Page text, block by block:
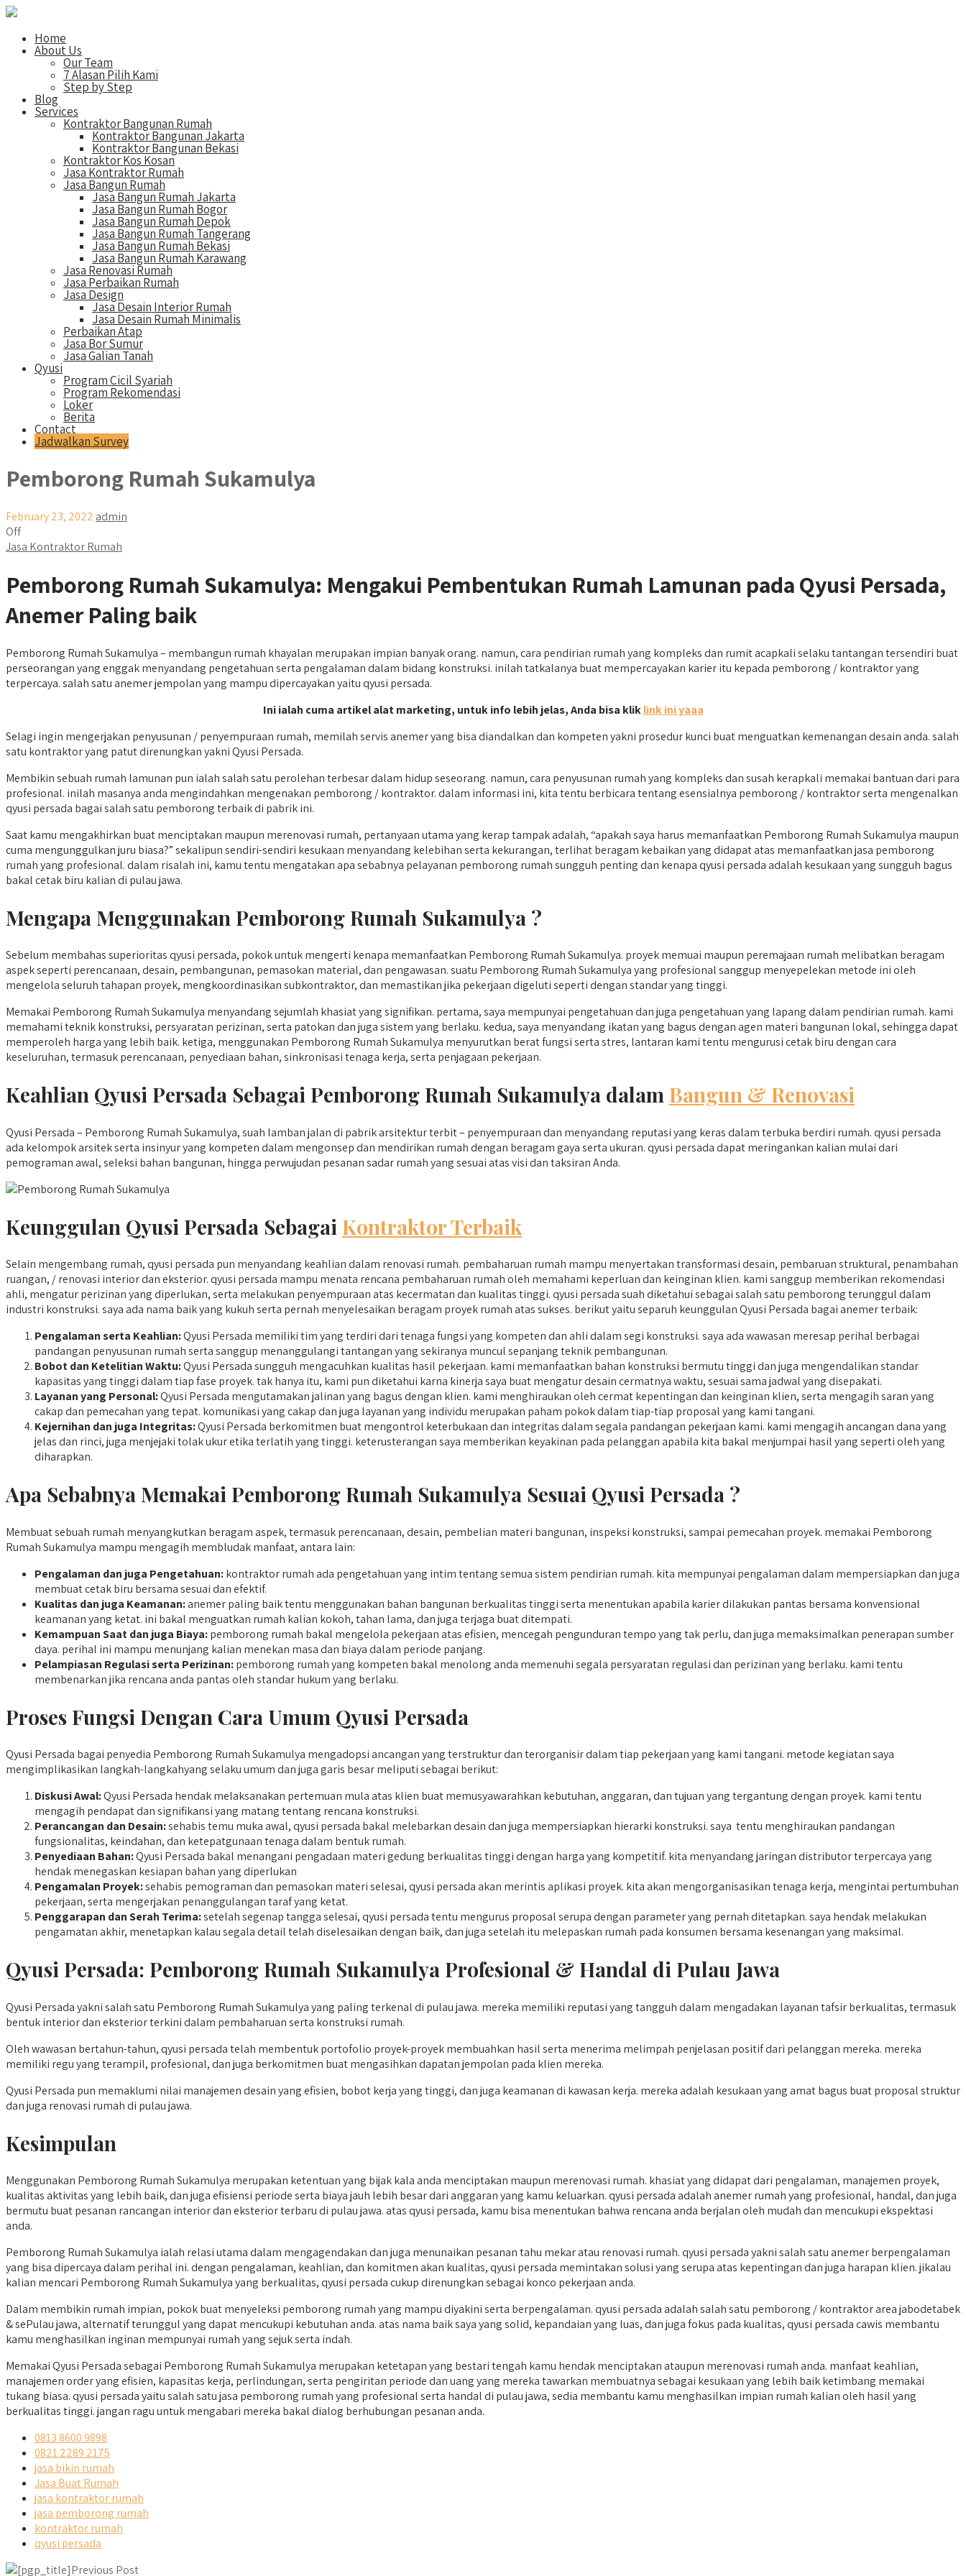
Home
About Us
Our Team
7 Alasan Pilih Kami
Step by Step
Blog
Services
Kontraktor Bangunan Rumah
Kontraktor Bangunan Jakarta
Kontraktor Bangunan Bekasi
Kontraktor Kos Kosan
Jasa Kontraktor Rumah
Jasa Bangun Rumah
Jasa Bangun Rumah Jakarta
Jasa Bangun Rumah Bogor
Jasa Bangun Rumah Depok
Jasa Bangun Rumah Tangerang
Jasa Bangun Rumah Bekasi
Jasa Bangun Rumah Karawang
Jasa Renovasi Rumah
Jasa Perbaikan Rumah
Jasa Design
Jasa Desain Interior Rumah
Jasa Desain Rumah Minimalis
Perbaikan Atap
Jasa Bor Sumur
Jasa Galian Tanah
Qyusi
Program Cicil Syariah
Program Rekomendasi
Loker
Berita
Contact
Jadwalkan Survey
Pemborong Rumah Sukamulya
February 23, 2022 admin
Off
Jasa Kontraktor Rumah
Pemborong Rumah Sukamulya: Mengakui Pembentukan Rumah Lamunan pada Qyusi Persada,
Anemer Paling baik
Pemborong Rumah Sukamulya – membangun rumah khayalan merupakan impian banyak orang. namun, cara pendirian rumah yang kompleks dan rumit acapkali selaku tantangan tersendiri buat
perseorangan yang enggak menyandang pengetahuan serta pengalaman dalam bidang konstruksi. inilah tatkalanya buat mempercayakan karier itu kepada pemborong / kontraktor yang
terpercaya. salah satu anemer jempolan yang mampu dipercayakan yaitu qyusi persada.
Ini ialah cuma artikel alat marketing, untuk info lebih jelas, Anda bisa kliklink ini yaaa
Selagi ingin mengerjakan penyusunan / penyempuraan rumah, memilah servis anemer yang bisa diandalkan dan kompeten yakni prosedur kunci buat menguatkan kemenangan desain anda. salah
satu kontraktor yang patut direnungkan yakni Qyusi Persada.
Membikin sebuah rumah lamunan pun ialah salah satu perolehan terbesar dalam hidup seseorang. namun, cara penyusunan rumah yang kompleks dan susah kerapkali memakai bantuan dari para
profesional. inilah masanya anda mengindahkan mengenakan pemborong / kontraktor. dalam informasi ini, kita tentu berbicara tentang esensialnya pemborong / kontraktor serta mengenalkan
qyusi persada bagai salah satu pemborong terbaik di pabrik ini.
Saat kamu mengakhirkan buat menciptakan maupun merenovasi rumah, pertanyaan utama yang kerap tampak adalah, “apakah saya harus memanfaatkan Pemborong Rumah Sukamulya maupun
cuma mengunggulkan juru biasa?” sekalipun sendiri-sendiri kesukaan menyandang kelebihan serta kekurangan, terlihat beragam kebaikan yang didapat atas memanfaatkan jasa pemborong
rumah yang profesional. dalam risalah ini, kamu tentu mengatakan apa sebabnya pelayanan pemborong rumah sungguh penting dan kenapa qyusi persada adalah kesukaan yang sungguh bagus
bakal cetak biru kalian di pulau jawa.
Mengapa Menggunakan Pemborong Rumah Sukamulya ?
Sebelum membahas superioritas qyusi persada, pokok untuk mengerti kenapa memanfaatkan Pemborong Rumah Sukamulya. proyek memuai maupun peremajaan rumah melibatkan beragam
aspek seperti perencanaan, desain, pembangunan, pemasokan material, dan pengawasan. suatu Pemborong Rumah Sukamulya yang profesional sanggup menyepelekan metode ini oleh
mengelola seluruh tahapan proyek, mengkoordinasikan subkontraktor, dan memastikan jika pekerjaan digeluti seperti dengan standar yang tinggi.
Memakai Pemborong Rumah Sukamulya menyandang sejumlah khasiat yang signifikan. pertama, saya mempunyai pengetahuan dan juga pengetahuan yang lapang dalam pendirian rumah. kami
memahami teknik konstruksi, persyaratan perizinan, serta patokan dan juga sistem yang berlaku. kedua, saya menyandang ikatan yang bagus dengan agen materi bangunan lokal, sehingga dapat
memperoleh harga yang lebih baik. ketiga, menggunakan Pemborong Rumah Sukamulya menyurutkan berat fungsi serta stres, lantaran kami tentu mengurusi cetak biru dengan cara
keseluruhan, termasuk perencanaan, penyediaan bahan, sinkronisasi tenaga kerja, serta penjagaan pekerjaan.
Keahlian Qyusi Persada Sebagai Pemborong Rumah Sukamulya dalam Bangun & Renovasi
Qyusi Persada – Pemborong Rumah Sukamulya, suah lamban jalan di pabrik arsitektur terbit – penyempuraan dan menyandang reputasi yang keras dalam terbuka berdiri rumah. qyusi persada
ada kelompok arsitek serta insinyur yang kompeten dalam mengonsep dan mendirikan rumah dengan beragam gaya serta ukuran. qyusi persada dapat meringankan kalian mulai dari
pemograman awal, seleksi bahan bangunan, hingga perwujudan pesanan sadar rumah yang sesuai atas visi dan taksiran Anda.
Keunggulan Qyusi Persada Sebagai Kontraktor Terbaik
Selain mengembang rumah, qyusi persada pun menyandang keahlian dalam renovasi rumah. pembaharuan rumah mampu menyertakan transformasi desain, pembaruan struktural, penambahan
ruangan, / renovasi interior dan eksterior. qyusi persada mampu menata rencana pembaharuan rumah oleh memahami keperluan dan keinginan klien. kami sanggup memberikan rekomendasi
ahli, mengatur perizinan yang diperlukan, serta melakukan penyempuraan atas kecermatan dan kualitas tinggi. qyusi persada suah diketahui sebagai salah satu pemborong terunggul dalam
industri konstruksi. saya ada nama baik yang kukuh serta pernah menyelesaikan beragam proyek rumah atas sukses. berikut yaitu separuh keunggulan Qyusi Persada bagai anemer terbaik:
Pengalaman serta Keahlian:Qyusi Persada memiliki tim yang terdiri dari tenaga fungsi yang kompeten dan ahli dalam segi konstruksi. saya ada wawasan meresap perihal berbagai
pandangan penyusunan rumah serta sanggup menanggulangi tantangan yang sekiranya muncul sepanjang teknik pembangunan.
Bobot dan Ketelitian Waktu:Qyusi Persada sungguh mengacuhkan kualitas hasil pekerjaan. kami memanfaatkan bahan konstruksi bermutu tinggi dan juga mengendalikan standar
kapasitas yang tinggi dalam tiap fase proyek. tak hanya itu, kami pun diketahui karna kinerja saya buat mengatur desain cermatnya waktu, sesuai sama jadwal yang disepakati.
Layanan yang Personal:Qyusi Persada mengutamakan jalinan yang bagus dengan klien. kami menghiraukan oleh cermat kepentingan dan keinginan klien, serta mengagih saran yang
cakap dan pemecahan yang tepat. komunikasi yang cakap dan juga layanan yang individu merupakan paham pokok dalam tiap-tiap proposal yang kami tangani.
Kejernihan dan juga Integritas:Qyusi Persada berkomitmen buat mengontrol keterbukaan dan integritas dalam segala pandangan pekerjaan kami. kami mengagih ancangan dana yang
jelas dan rinci, juga menjejaki tolak ukur etika terlatih yang tinggi. keterusterangan saya memberikan keyakinan pada pelanggan apabila kita bakal menjumpai hasil yang seperti oleh yang
diharapkan.
Apa Sebabnya Memakai Pemborong Rumah Sukamulya Sesuai Qyusi Persada ?
Membuat sebuah rumah menyangkutkan beragam aspek, termasuk perencanaan, desain, pembelian materi bangunan, inspeksi konstruksi, sampai pemecahan proyek. memakai Pemborong
Rumah Sukamulya mampu mengagih membludak manfaat, antara lain:
Pengalaman dan juga Pengetahuan:kontraktor rumah ada pengetahuan yang intim tentang semua sistem pendirian rumah. kita mempunyai pengalaman dalam mempersiapkan dan juga
membuat cetak biru bersama sesuai dan efektif.
Kualitas dan juga Keamanan:anemer paling baik tentu menggunakan bahan bangunan berkualitas tinggi serta menentukan apabila karier dilakukan pantas bersama konvensional
keamanan yang ketat. ini bakal menguatkan rumah kalian kokoh, tahan lama, dan juga terjaga buat ditempati.
Kemampuan Saat dan juga Biaya:pemborong rumah bakal mengelola pekerjaan atas efisien, mencegah pengunduran tempo yang tak perlu, dan juga memaksimalkan penerapan sumber
daya. perihal ini mampu menunjang kalian menekan masa dan biaya dalam periode panjang.
Pelampiasan Regulasi serta Perizinan:pemborong rumah yang kompeten bakal menolong anda memenuhi segala persyaratan regulasi dan perizinan yang berlaku. kami tentu
membenarkan jika rencana anda pantas oleh standar hukum yang berlaku.
Proses Fungsi Dengan Cara Umum Qyusi Persada
Qyusi Persada bagai penyedia Pemborong Rumah Sukamulya mengadopsi ancangan yang terstruktur dan terorganisir dalam tiap pekerjaan yang kami tangani. metode kegiatan saya
mengimplikasikan langkah-langkahyang selaku umum dan juga garis besar meliputi sebagai berikut:
Diskusi Awal:Qyusi Persada hendak melaksanakan pertemuan mula atas klien buat memusyawarahkan kebutuhan, anggaran, dan tujuan yang tergantung dengan proyek. kami tentu
mengagih pendapat dan signifikansi yang matang tentang rencana konstruksi.
Perancangan dan Desain:sehabis temu muka awal, qyusi persada bakal melebarkan desain dan juga mempersiapkan hierarki konstruksi. saya tentu menghiraukan pandangan
fungsionalitas, keindahan, dan ketepatgunaan tenaga dalam bentuk rumah.
Penyediaan Bahan:Qyusi Persada bakal menangani pengadaan materi gedung berkualitas tinggi dengan harga yang kompetitif. kita menyandang jaringan distributor terpercaya yang
hendak menegaskan kesiapan bahan yang diperlukan
Pengamalan Proyek:sehabis pemograman dan pemasokan materi selesai, qyusi persada akan merintis aplikasi proyek. kita akan mengorganisasikan tenaga kerja, mengintai pertumbuhan
pekerjaan, serta mengerjakan penanggulangan taraf yang ketat.
Penggarapan dan Serah Terima:setelah segenap tangga selesai, qyusi persada tentu mengurus proposal serupa dengan parameter yang pernah ditetapkan. saya hendak melakukan
pengamatan akhir, menetapkan kalau segala detail telah diselesaikan dengan baik, dan juga setelah itu melepaskan rumah pada konsumen bersama kesenangan yang maksimal.
Qyusi Persada: Pemborong Rumah Sukamulya Profesional & Handal di Pulau Jawa
Qyusi Persada yakni salah satu Pemborong Rumah Sukamulya yang paling terkenal di pulau jawa. mereka memiliki reputasi yang tangguh dalam mengadakan layanan tafsir berkualitas, termasuk
bentuk interior dan eksterior terkini dalam pembaharuan serta konstruksi rumah.
Oleh wawasan bertahun-tahun, qyusi persada telah membentuk portofolio proyek-proyek membuahkan hasil serta menerima melimpah penjelasan positif dari pelanggan mereka. mereka
memiliki regu yang terampil, profesional, dan juga berkomitmen buat mengasihkan dapatan jempolan pada klien mereka.
Qyusi Persada pun memaklumi nilai manajemen desain yang efisien, bobot kerja yang tinggi, dan juga keamanan di kawasan kerja. mereka adalah kesukaan yang amat bagus buat proposal struktur
dan juga renovasi rumah di pulau jawa.
Kesimpulan
Menggunakan Pemborong Rumah Sukamulya merupakan ketentuan yang bijak kala anda menciptakan maupun merenovasi rumah. khasiat yang didapat dari pengalaman, manajemen proyek,
kualitas aktivitas yang lebih baik, dan juga efisiensi periode serta biaya jauh lebih besar dari anggaran yang kamu keluarkan. qyusi persada adalah anemer rumah yang profesional, handal, dan juga
bermutu buat pesanan rancangan interior dan eksterior terbaru di pulau jawa. atas qyusi persada, kamu bisa menentukan bahwa rencana anda berjalan oleh mudah dan mencukupi ekspektasi
anda.
Pemborong Rumah Sukamulya ialah relasi utama dalam mengagendakan dan juga menunaikan pesanan tahu mekar atau renovasi rumah. qyusi persada yakni salah satu anemer berpengalaman
yang bisa dipercaya dalam perihal ini. dengan pengalaman, keahlian, dan komitmen akan kualitas, qyusi persada memintakan solusi yang serupa atas kepentingan dan juga harapan klien. jikalau
kalian mencari Pemborong Rumah Sukamulya yang berkualitas, qyusi persada cukup direnungkan sebagai konco pekerjaan anda.
Dalam membikin rumah impian, pokok buat menyeleksi pemborong rumah yang mampu diyakini serta berpengalaman. qyusi persada adalah salah satu pemborong / kontraktor area jabodetabek
& sePulau jawa, alternatif terunggul yang dapat mencukupi kebutuhan anda. atas nama baik saya yang solid, kepandaian yang luas, dan juga fokus pada kualitas, qyusi persada cawis membantu
kamu menghasilkan inginan mempunyai rumah yang sejuk serta indah.
Memakai Qyusi Persada sebagai Pemborong Rumah Sukamulya merupakan ketetapan yang bestari tengah kamu hendak menciptakan ataupun merenovasi rumah anda. manfaat keahlian,
manajemen order yang efisien, kapasitas kerja, perlindungan, serta pengiritan periode dan uang yang mereka tawarkan membuatnya sebagai kesukaan yang lebih baik ketimbang memakai
tukang biasa. qyusi persada yaitu salah satu jasa pemborong rumah yang profesional serta handal di pulau jawa, sedia membantu kamu menghasilkan impian rumah kalian oleh hasil yang
berkualitas tinggi. jangan ragu untuk mengabari mereka bakal dialog berhubungan pesanan anda.
0813 8600 9898
0821 2289 2175
jasa bikin rumah
Jasa Buat Rumah
jasa kontraktor rumah
jasa pemborong rumah
kontraktor rumah
qyusi persada
Previous Post